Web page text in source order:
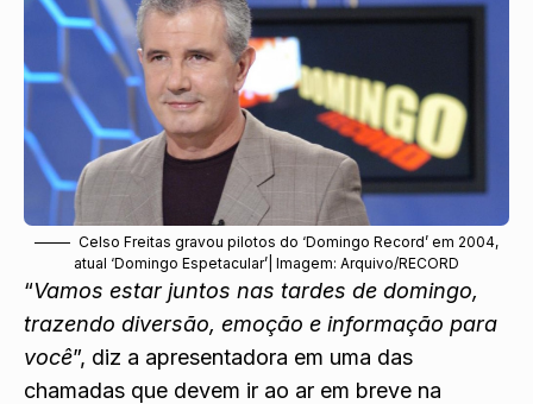
Celso Freitas gravou pilotos do ‘Domingo Record’ em 2004,
atual ‘Domingo Espetacular’| Imagem: Arquivo/RECORD
“Vamos estar juntos nas tardes de domingo,
trazendo diversão, emoção e informação para
você”, diz a apresentadora em uma das
chamadas que devem ir ao ar em breve na